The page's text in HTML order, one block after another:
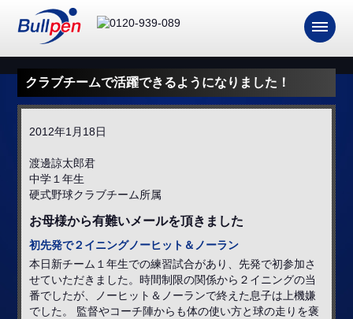
クラブチームで活躍できるようになりました！
2012年1月18日
渡邊諒太郎君
中学１年生
硬式野球クラブチーム所属
お母様から有難いメールを頂きました
初先発で２イニングノーヒット＆ノーラン
本日新チーム１年生での練習試合があり、先発で初参加さ
せていただきました。時間制限の関係から２イニングの当
番でしたが、ノーヒット＆ノーランで終えた息子は上機嫌
でした。 監督やコーチ陣からも体の使い方と球の走りを褒